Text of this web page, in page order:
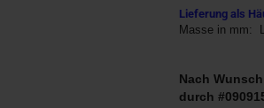
Lieferung als
Masse in mm:
Nach
durch